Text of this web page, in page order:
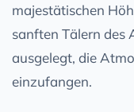
majestätischen
sanften Tälern des
ausgelegt, die
einzufangen.